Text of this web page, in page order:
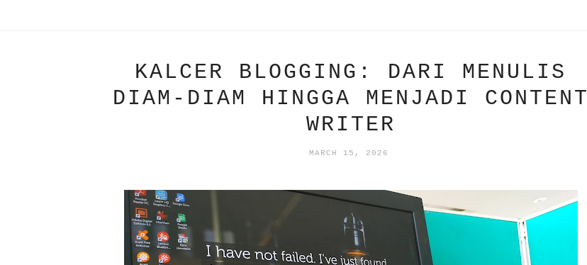
KALCER BLOGGING: DARI MENULIS
DIAM-DIAM HINGGA MENJADI CONTENT
WRITER
MARCH 15, 2026